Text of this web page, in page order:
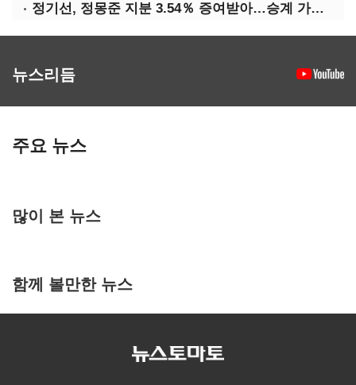
정기선, 정몽준 지분 3.54％ 증여받아…승계 가속화
뉴스리듬
주요 뉴스
많이 본 뉴스
함께 볼만한 뉴스